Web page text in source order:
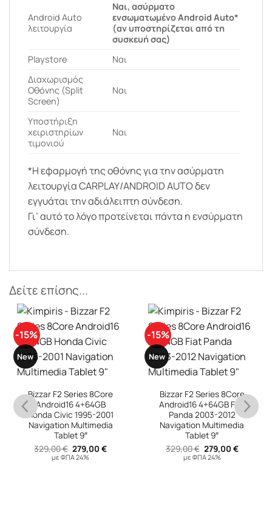
Android Auto
λειτουργία
Ναι, ασύρματο
ενσωματωμένο Android Auto*
(αν υποστηρίζεται από τη
συσκευή σας)
Playstore
Ναι
Διαχωρισμός
Οθόνης (Split
Screen)
Ναι
Υποστήριξη
χειριστηρίων
τιμονιού
Ναι
*Η εφαρμογή της οθόνης για την ασύρματη
λειτουργία CARPLAY/ANDROID AUTO δεν
εγγυάται την αδιάλειπτη σύνδεση.
Γι’ αυτό το λόγο προτείνεται πάντα η ενσύρματη
σύνδεση.
Δείτε επίσης...
-15%
New
Bizzar F2 Series 8Core
Android16 4+64GB
Honda Civic 1995-2001
Navigation Multimedia
Tablet 9″
329,00€ Original
price
279,00€Η
με ΦΠΑ 24%
-15%
New
Bizzar F2 Series 8Core
Android16 4+64GB Fiat
Panda 2003-2012
Navigation Multimedia
Tablet 9″
329,00€ Original
price
279,00 €Η
με ΦΠΑ 24%